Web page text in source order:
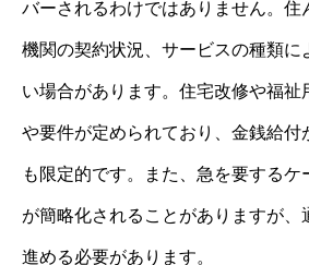
バーされるわけではありません。住
機関の契約状況、サービスの種類に
い場合があります。住宅改修や福祉
や要件が定められており、金銭給付
も限定的です。また、急を要するケ
が簡略化されることがありますが、
進める必要があります。